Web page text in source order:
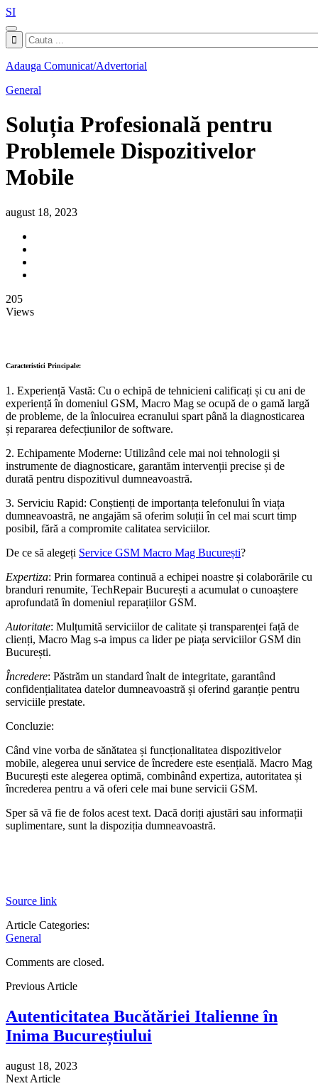
SI
Adauga Comunicat/Advertorial
General
Soluția Profesională pentru
Problemele Dispozitivelor
Mobile
august 18, 2023
205
Views
Caracteristici Principale:
1. Experiență Vastă: Cu o echipă de tehnicieni calificați și cu ani de
experiență în domeniul GSM, Macro Mag se ocupă de o gamă largă
de probleme, de la înlocuirea ecranului spart până la diagnosticarea
și repararea defecțiunilor de software.
2. Echipamente Moderne: Utilizând cele mai noi tehnologii și
instrumente de diagnosticare, garantăm intervenții precise și de
durată pentru dispozitivul dumneavoastră.
3. Serviciu Rapid: Conștienți de importanța telefonului în viața
dumneavoastră, ne angajăm să oferim soluții în cel mai scurt timp
posibil, fără a compromite calitatea serviciilor.
De ce să alegeți Service GSM Macro Mag București?
Expertiza: Prin formarea continuă a echipei noastre și colaborările cu
branduri renumite, TechRepair București a acumulat o cunoaștere
aprofundată în domeniul reparațiilor GSM.
Autoritate: Mulțumită serviciilor de calitate și transparenței față de
clienți, Macro Mag s-a impus ca lider pe piața serviciilor GSM din
București.
Încredere: Păstrăm un standard înalt de integritate, garantând
confidențialitatea datelor dumneavoastră și oferind garanție pentru
serviciile prestate.
Concluzie:
Când vine vorba de sănătatea și funcționalitatea dispozitivelor
mobile, alegerea unui service de încredere este esențială. Macro Mag
București este alegerea optimă, combinând expertiza, autoritatea și
încrederea pentru a vă oferi cele mai bune servicii GSM.
Sper să vă fie de folos acest text. Dacă doriți ajustări sau informații
suplimentare, sunt la dispoziția dumneavoastră.
Source link
Article Categories:
General
Comments are closed.
Previous Article
Autenticitatea Bucătăriei Italienne în
Inima Bucureștiului
august 18, 2023
Next Article